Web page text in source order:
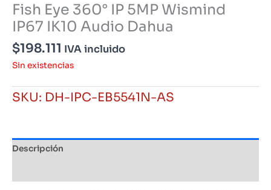
Fish Eye 360° IP 5MP Wismind
IP67 IK10 Audio Dahua
$198.111 IVA incluido
Sin existencias
SKU: DH-IPC-EB5541N-AS
Descripción